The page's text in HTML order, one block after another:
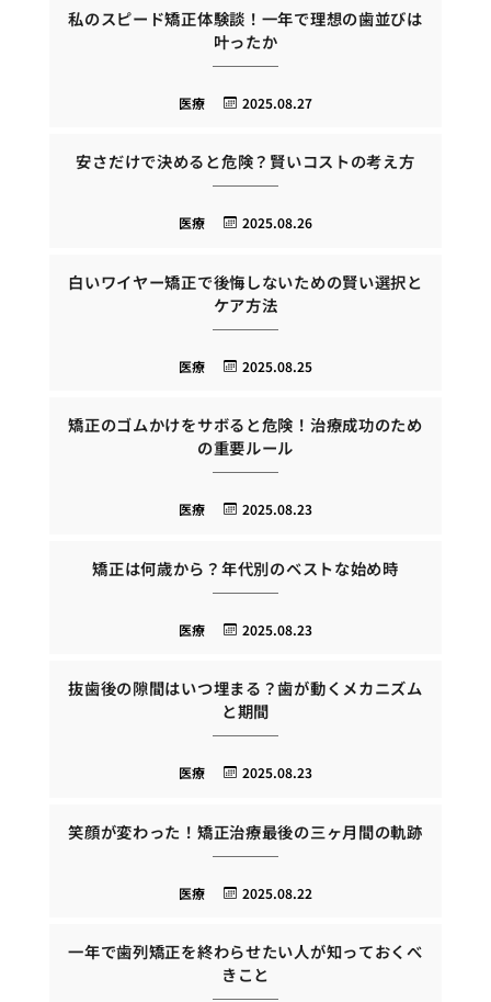
私のスピード矯正体験談！一年で理想の歯並びは
叶ったか
2025.08.27
医療
安さだけで決めると危険？賢いコストの考え方
2025.08.26
医療
白いワイヤー矯正で後悔しないための賢い選択と
ケア方法
2025.08.25
医療
矯正のゴムかけをサボると危険！治療成功のため
の重要ルール
2025.08.23
医療
矯正は何歳から？年代別のベストな始め時
2025.08.23
医療
抜歯後の隙間はいつ埋まる？歯が動くメカニズム
と期間
2025.08.23
医療
笑顔が変わった！矯正治療最後の三ヶ月間の軌跡
2025.08.22
医療
一年で歯列矯正を終わらせたい人が知っておくべ
きこと